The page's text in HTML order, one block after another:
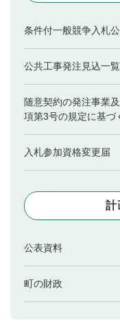
条件付一般競争入札
公共工事発注見込一覧
随意契約の発注事業
項第3号の規定に基づ
入札参加資格変更届
計
公表資料
町の財政